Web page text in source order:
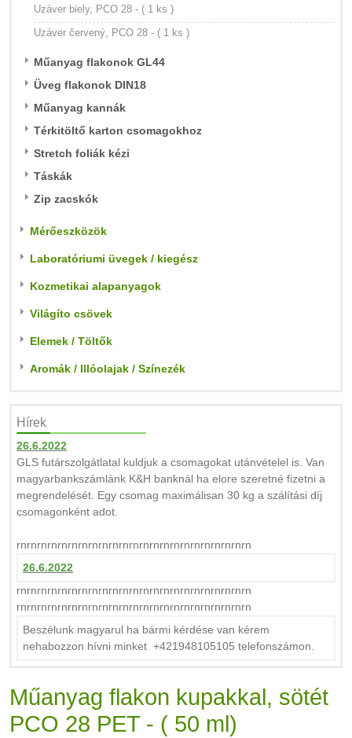
Uzáver biely, PCO 28 - ( 1 ks )
Uzáver červený, PCO 28 - ( 1 ks )
Műanyag flakonok GL44
Üveg flakonok DIN18
Műanyag kannák
Térkitöltő karton csomagokhoz
Stretch foliák kézi
Táskák
Zip zacskók
Mérőeszközök
Laboratóriumi üvegek / kiegész
Kozmetikai alapanyagok
Világíto csövek
Elemek / Töltők
Aromák / Illóolajak / Színezék
Hírek
26.6.2022
GLS futárszolgátlatal kuldjuk a csomagokat utánvételel is. Van
magyarbankszámlánk K&H banknál ha elore szeretné fizetni a
megrendelését. Egy csomag maximálisan 30 kg a szálítási díj
csomagonként adot.
rnrnrnrnrnrnrnrnrnrnrnrnrnrnrnrnrnrnrnrnrnrnrn
26.6.2022
rnrnrnrnrnrnrnrnrnrnrnrnrnrnrnrnrnrnrnrnrnrnrn
rnrnrnrnrnrnrnrnrnrnrnrnrnrnrnrnrnrnrnrnrnrnrn
Beszélunk magyarul ha bármi kérdése van kérem
nehabozzon hívni minket +421948105105 telefonszámon.
Műanyag flakon kupakkal, sötét
PCO 28 PET - ( 50 ml)